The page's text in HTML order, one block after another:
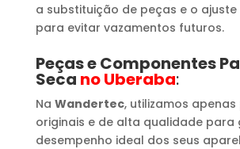
a substituição de peças e o ajuste
para evitar vazamentos futuros.
Peças e Componentes
Seca no Uberaba:
Na Wandertec, utilizamos apenas
originais e de alta qualidade para
desempenho ideal dos seus